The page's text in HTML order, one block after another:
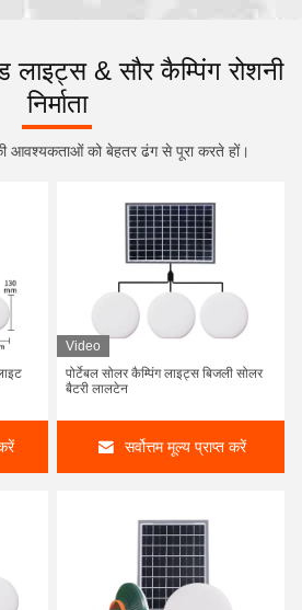
लाइट्स & सौर कैम्पिंग रोशनी
निर्माता
आवश्यकताओं को बेहतर ढंग से पूरा करते हों।
Video
पोर्टेबल सोलर कैम्पिंग लाइट्स बिजली सोलर
बैटरी लालटेन
सर्वोत्तम मूल्य प्राप्त करें